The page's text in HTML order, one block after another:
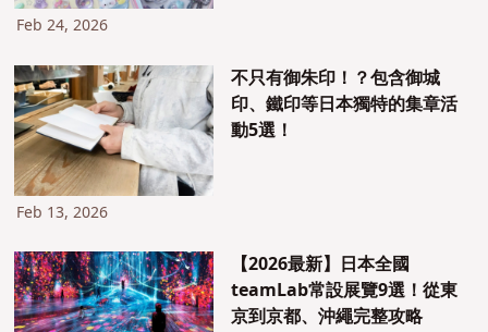
Feb 24, 2026
不只有御朱印！？包含御城
印、鐵印等日本獨特的集章活
動5選！
Feb 13, 2026
【2026最新】日本全國
teamLab常設展覽9選！從東
京到京都、沖繩完整攻略